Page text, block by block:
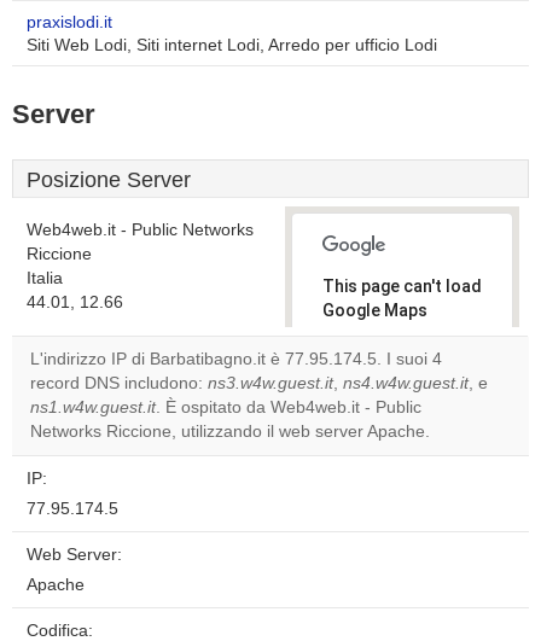
praxislodi.it
Siti Web Lodi, Siti internet Lodi, Arredo per ufficio Lodi
Server
Posizione Server
Web4web.it - Public Networks
Riccione
Italia
44.01, 12.66
This page can't load
Google Maps
correctly.
Do you
own this
website?
L'indirizzo IP di Barbatibagno.it è 77.95.174.5. I suoi 4
record DNS includono: ns3.w4w.guest.it, ns4.w4w.guest.it, e
ns1.w4w.guest.it. È ospitato da Web4web.it - Public
Networks Riccione, utilizzando il web server Apache.
IP:
77.95.174.5
Web Server:
Apache
Codifica: